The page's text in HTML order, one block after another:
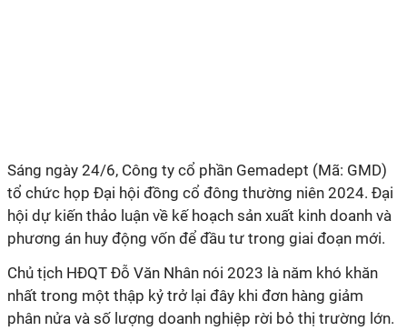
Sáng ngày 24/6, Công ty cổ phần Gemadept (Mã: GMD)
tổ chức họp Đại hội đồng cổ đông thường niên 2024. Đại
hội dự kiến thảo luận về kế hoạch sản xuất kinh doanh và
phương án huy động vốn để đầu tư trong giai đoạn mới.
Chủ tịch HĐQT Đỗ Văn Nhân nói 2023 là năm khó khăn
nhất trong một thập kỷ trở lại đây khi đơn hàng giảm
phân nửa và số lượng doanh nghiệp rời bỏ thị trường lớn.